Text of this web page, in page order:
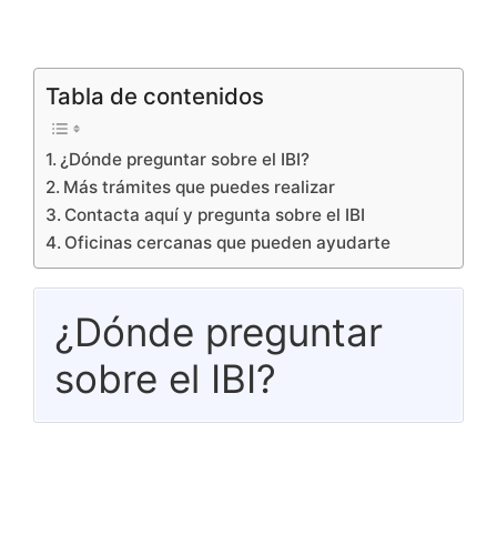
Tabla de contenidos
¿Dónde preguntar sobre el IBI?
Más trámites que puedes realizar
Contacta aquí y pregunta sobre el IBI
Oficinas cercanas que pueden ayudarte
¿Dónde preguntar
sobre el IBI?